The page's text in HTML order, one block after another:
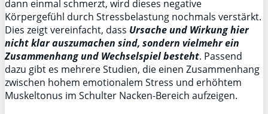
dann einmal schmerzt, wird dieses negative
Körpergefühl durch Stressbelastung nochmals verstärkt.
Dies zeigt vereinfacht, dass Ursache und Wirkung hier
nicht klar auszumachen sind, sondern vielmehr ein
Zusammenhang und Wechselspiel besteht. Passend
dazu gibt es mehrere Studien, die einen Zusammenhang
zwischen hohem emotionalem Stress und erhöhtem
Muskeltonus im Schulter Nacken-Bereich aufzeigen.